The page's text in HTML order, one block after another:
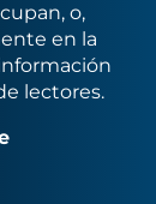
o,
en la
lectores.